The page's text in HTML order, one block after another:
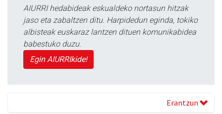
AIURRI hedabideak eskualdeko nortasun hitzak
jaso eta zabaltzen ditu. Harpidedun eginda, tokiko
albisteak euskaraz lantzen dituen komunikabidea
babestuko duzu.
Egin AIURRIkide!
Erantzun